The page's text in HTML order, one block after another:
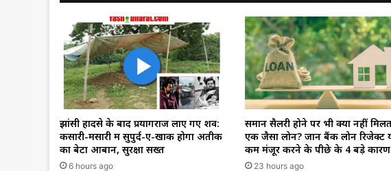
झांसी हादसे के बाद प्रयागराज लाए गए शव:
कसारी-मसारी में सुपुर्द-ए-खाक होगा अतीक
का बेटा आबान, सुरक्षा सख्त
6 hours ago
समान सैलरी होने पर भी क्यों नहीं
एक जैसा लोन? जानें बैंक लोन रिजेक्ट
कम मंजूर करने के पीछे के 4 बड़े कारण
23 hours ago